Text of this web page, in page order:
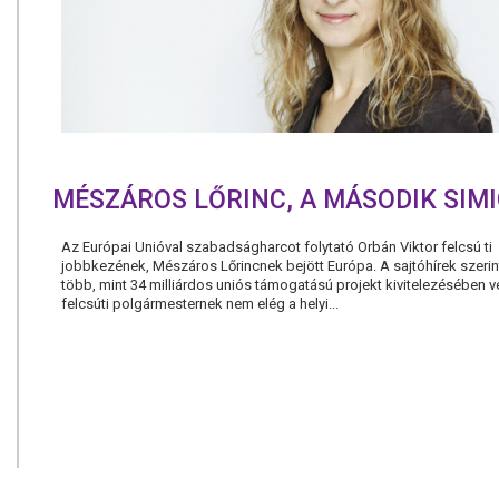
MÉSZÁROS LŐRINC, A MÁSODIK
Az Európai Unióval szabadságharcot folytató Orbán Viktor felcsú ti
jobbkezének, Mészáros Lőrincnek bejött Európa. A sajtóhírek
több, mint 34 milliárdos uniós támogatású projekt kivitelezésében
felcsúti polgármesternek nem elég a helyi...